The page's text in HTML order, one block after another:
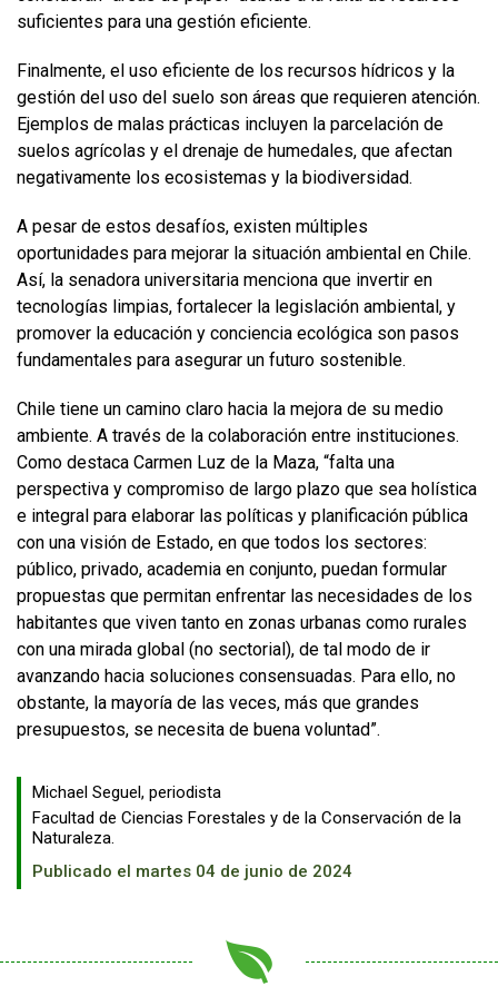
suficientes para una gestión eficiente.
Finalmente, el uso eficiente de los recursos hídricos y la
gestión del uso del suelo son áreas que requieren atención.
Ejemplos de malas prácticas incluyen la parcelación de
suelos agrícolas y el drenaje de humedales, que afectan
negativamente los ecosistemas y la biodiversidad.
A pesar de estos desafíos, existen múltiples
oportunidades para mejorar la situación ambiental en Chile.
Así, la senadora universitaria menciona que invertir en
tecnologías limpias, fortalecer la legislación ambiental, y
promover la educación y conciencia ecológica son pasos
fundamentales para asegurar un futuro sostenible.
Chile tiene un camino claro hacia la mejora de su medio
ambiente. A través de la colaboración entre instituciones.
Como destaca Carmen Luz de la Maza, “falta una
perspectiva y compromiso de largo plazo que sea holística
e integral para elaborar las políticas y planificación pública
con una visión de Estado, en que todos los sectores:
público, privado, academia en conjunto, puedan formular
propuestas que permitan enfrentar las necesidades de los
habitantes que viven tanto en zonas urbanas como rurales
con una mirada global (no sectorial), de tal modo de ir
avanzando hacia soluciones consensuadas. Para ello, no
obstante, la mayoría de las veces, más que grandes
presupuestos, se necesita de buena voluntad”.
Michael Seguel, periodista
Facultad de Ciencias Forestales y de la Conservación de la
Naturaleza.
Publicado el martes 04 de junio de 2024